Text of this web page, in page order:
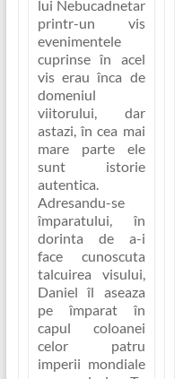
lui Nebucadnetar
printr-un vis
evenimentele
cuprinse în acel
vis erau înca de
domeniul
viitorului, dar
astazi, în cea mai
mare parte ele
sunt istorie
autentica.
Adresandu-se
împaratului, în
dorinta de a-i
face cunoscuta
talcuirea visului,
Daniel îl aseaza
pe împarat în
capul coloanei
celor patru
imperii mondiale